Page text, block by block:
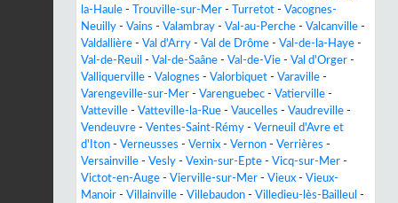
la-Haule - Trouville-sur-Mer - Turretot - Vacognes-
Neuilly - Vains - Valambray - Val-au-Perche - Valcanville -
Valdallière - Val d'Arry - Val de Drôme - Val-de-la-Haye -
Val-de-Reuil - Val-de-Saâne - Val-de-Vie - Val d'Orger -
Valliquerville - Valognes - Valorbiquet - Varaville -
Varengeville-sur-Mer - Varenguebec - Vatierville -
Vatteville - Vatteville-la-Rue - Vaucelles - Vaudreville -
Vendeuvre - Ventes-Saint-Rémy - Verneuil d'Avre et
d'Iton - Verneusses - Vernix - Vernon - Verrières -
Versainville - Vesly - Vexin-sur-Epte - Vicq-sur-Mer -
Victot-en-Auge - Vierville-sur-Mer - Vieux - Vieux-
Manoir - Villainville - Villebaudon - Villedieu-lès-Bailleul -